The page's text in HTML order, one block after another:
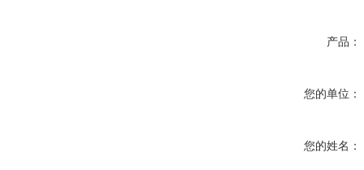
产品：
您的单位：
您的姓名：